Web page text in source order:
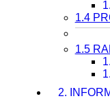
1.4
1.5
2.